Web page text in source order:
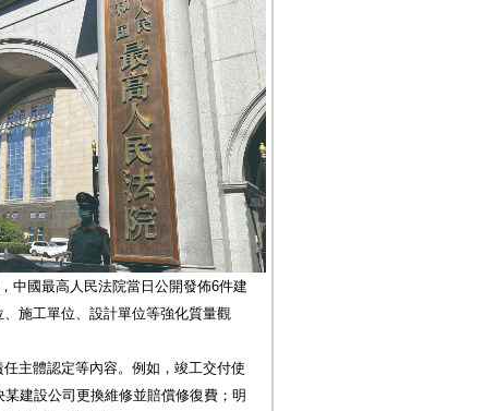
中國最高人民法院當日公開發佈6件建
施工單位、設計單位等強化質量觀
主體認定等內容。例如，竣工交付使
建設公司更換維修並賠償修復費；明